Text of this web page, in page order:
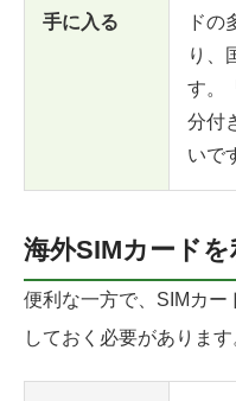
手に入る
ドの
り、
す。
分付
いで
海外SIMカード
便利な一方で、SIMカー
しておく必要があります